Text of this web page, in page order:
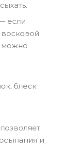
если
восковой
можно
блеск
и